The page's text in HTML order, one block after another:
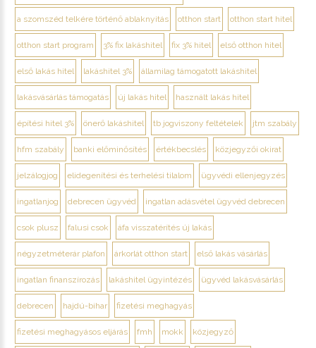
a szomszéd telkére történő ablaknyitás otthon start otthon start hitel
otthon start program 3% fix lakáshitel fix 3% hitel első otthon hitel
első lakás hitel lakáshitel 3% államilag támogatott lakáshitel
lakásvásárlás támogatás új lakás hitel használt lakás hitel
építési hitel 3% önerő lakáshitel tb jogviszony feltételek jtm szabály
hfm szabály banki előminősítés értékbecslés közjegyzői okirat
jelzálogjog elidegenítési és terhelési tilalom ügyvédi ellenjegyzés
ingatlanjog debrecen ügyvéd ingatlan adásvétel ügyvéd debrecen
csok plusz falusi csok áfa visszatérítés új lakás
négyzetméterár plafon árkorlát otthon start első lakás vásárlás
ingatlan finanszírozás lakáshitel ügyintézés ügyvéd lakásvásárlás
debrecen hajdú-bihar fizetési meghagyás
fizetési meghagyásos eljárás fmh mokk közjegyző